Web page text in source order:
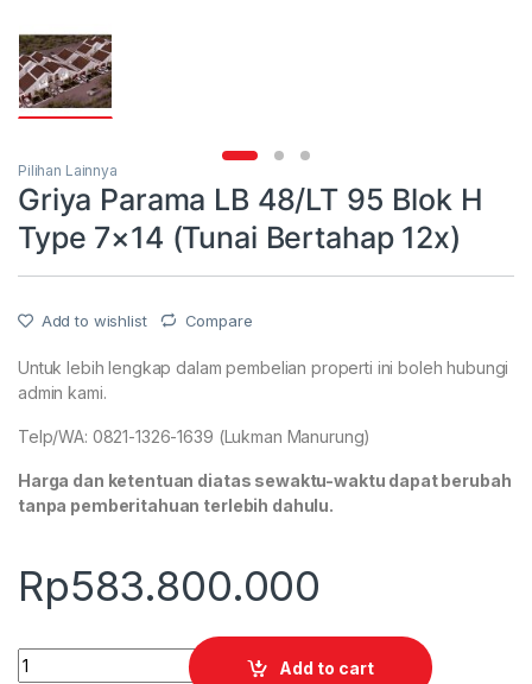
Pilihan Lainnya
Griya Parama LB 48/LT 95 Blok H
Type 7×14 (Tunai Bertahap 12x)
Add to wishlist Compare
Untuk lebih lengkap dalam pembelian properti ini boleh hubungi
admin kami.
Telp/WA: 0821-1326-1639 (Lukman Manurung)
Harga dan ketentuan diatas sewaktu-waktu dapat berubah
tanpa pemberitahuan terlebih dahulu.
Rp583.800.000
Quantity
Add to cart